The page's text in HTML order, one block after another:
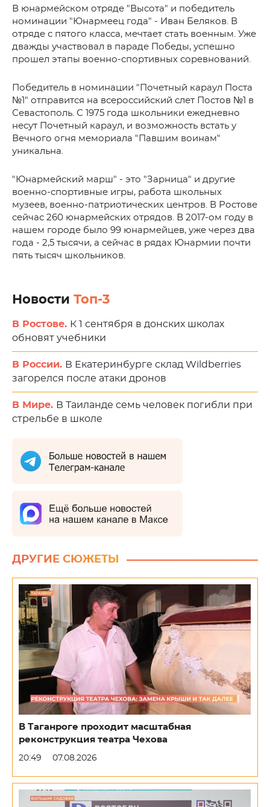
В юнармейском отряде "Высота" и победитель
номинации "Юнармеец года" - Иван Беляков. В
отряде с пятого класса, мечтает стать военным. Уже
дважды участвовал в параде Победы, успешно
прошел этапы военно-спортивных соревнований.
Победитель в номинации "Почетный караул Поста
№1" отправится на всероссийский слет Постов №1 в
Севастополь. С 1975 года школьники ежедневно
несут Почетный караул, и возможность встать у
Вечного огня мемориала "Павшим воинам"
уникальна.
"Юнармейский марш" - это "Зарница" и другие
военно-спортивные игры, работа школьных
музеев, военно-патриотических центров. В Ростове
сейчас 260 юнармейских отрядов. В 2017-ом году в
нашем городе было 99 юнармейцев, уже через два
года - 2,5 тысячи, а сейчас в рядах Юнармии почти
пять тысяч школьников.
Новости Топ-3
В Ростове. К 1 сентября в донских школах
обновят учебники
В России. В Екатеринбурге склад Wildberries
загорелся после атаки дронов
В Мире. В Таиланде семь человек погибли при
стрельбе в школе
ДРУГИЕ СЮЖЕТЫ
В Таганроге проходит масштабная
реконструкция театра Чехова
20:49 07.08.2026